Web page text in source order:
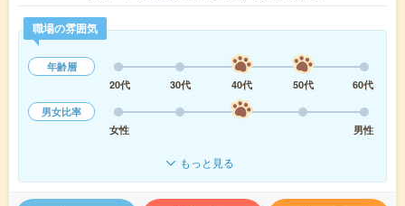
職場の雰囲気
年齢層
20代
30代 40代 50代
60代
男女比率
女性
男性
もっと見る